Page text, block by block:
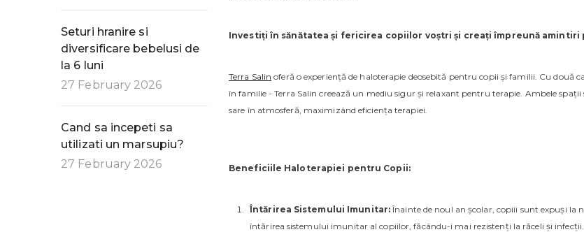
Seturi hranire si
diversificare bebelusi de
la 6 luni
27 February 2026
Cand sa incepeti sa
utilizati un marsupiu?
27 February 2026
Investiți în sănătatea și fericirea copiilor voștri și creați împreună
Terra Salin oferă o experiență de haloterapie deosebită pentru copii și familii. Cu
în familie - Terra Salin creează un mediu sigur și relaxant pentru terapie. Ambele
sare în atmosferă, maximizând eficiența terapiei.
Beneficiile Haloterapiei pentru Copii:
Întărirea Sistemului Imunitar:Înainte de noul an școlar, copiii sunt expuși la
întărirea sistemului imunitar al copiilor, făcându-i mai rezistenți la răceli și infecții.